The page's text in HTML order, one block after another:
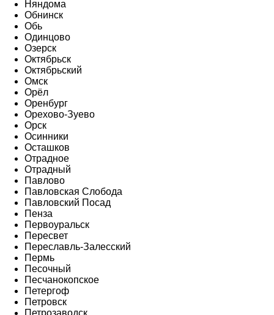
Няндома
Обнинск
Обь
Одинцово
Озерск
Октябрьск
Октябрьский
Омск
Орёл
Оренбург
Орехово-Зуево
Орск
Осинники
Осташков
Отрадное
Отрадный
Павлово
Павловская Слобода
Павловский Посад
Пенза
Первоуральск
Пересвет
Переславль-Залесский
Пермь
Песочный
Песчанокопское
Петергоф
Петровск
Петрозаводск